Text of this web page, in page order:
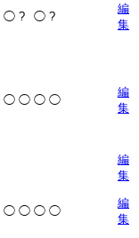
◯ ? ◯ ?
編
集
◯ ◯ ◯ ◯
編
集
編
集
◯ ◯ ◯ ◯
編
集